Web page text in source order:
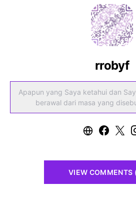
rrobyf
Apapun yang Saya ketahui dan
berawal dari masa yang
VIEW COMMENTS